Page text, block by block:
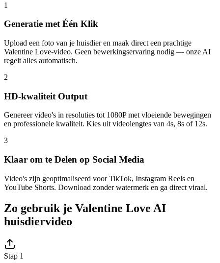
1
Generatie met Één Klik
Upload een foto van je huisdier en maak direct een prachtige
Valentine Love-video. Geen bewerkingservaring nodig — onze AI
regelt alles automatisch.
2
HD-kwaliteit Output
Genereer video's in resoluties tot 1080P met vloeiende bewegingen
en professionele kwaliteit. Kies uit videolengtes van 4s, 8s of 12s.
3
Klaar om te Delen op Social Media
Video's zijn geoptimaliseerd voor TikTok, Instagram Reels en
YouTube Shorts. Download zonder watermerk en ga direct viraal.
Zo gebruik je Valentine Love AI
huisdiervideo
Stap 1